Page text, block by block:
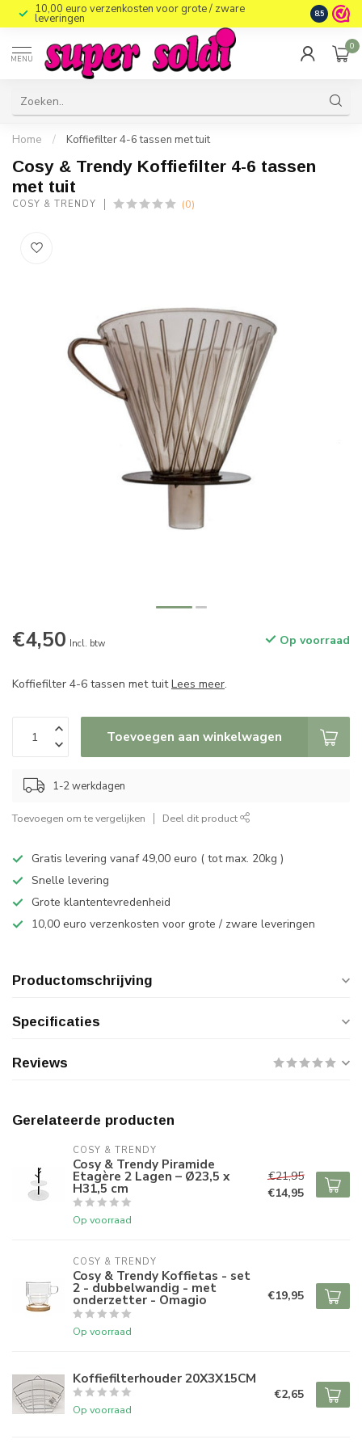
10,00 euro verzenkosten voor grote / zware
leveringen 8.5
MENU
0
Home / Koffiefilter 4-6 tassen met tuit
Cosy & Trendy Koffiefilter 4-6 tassen
met tuit
COSY & TRENDY (0)
€4,50 Incl. btw Op voorraad
Koffiefilter 4-6 tassen met tuitLees meer.
Toevoegen aan winkelwagen
1-2 werkdagen
Toevoegen om te vergelijken Deel dit product
Gratis levering vanaf 49,00 euro ( tot max. 20kg )
Snelle levering
Grote klantentevredenheid
10,00 euro verzenkosten voor grote / zware leveringen
Productomschrijving
Specificaties
Reviews
Gerelateerde producten
COSY & TRENDY
Cosy & Trendy Piramide
Etagère 2 Lagen – Ø23,5 x
H31,5 cm
Op voorraad
€21,95
€14,95
COSY & TRENDY
Cosy & Trendy Koffietas - set
2 - dubbelwandig - met
onderzetter - Omagio
Op voorraad
€19,95
Koffiefilterhouder 20X3X15CM
Op voorraad
€2,65